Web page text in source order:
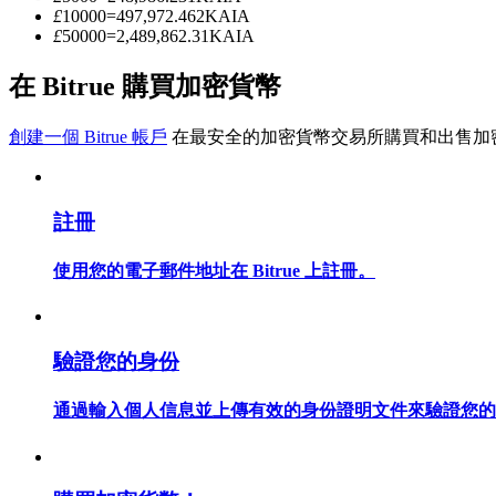
成為跟單交易員
£10000=497,972.462KAIA
£50000=2,489,862.31KAIA
在 Bitrue 購買加密貨幣
創建一個 Bitrue 帳戶 在最安全的加密貨幣交易所購買和出售加
註冊
使用您的電子郵件地址在 Bitrue 上註冊。
驗證您的身份
通過輸入個人信息並上傳有效的身份證明文件來驗證您的